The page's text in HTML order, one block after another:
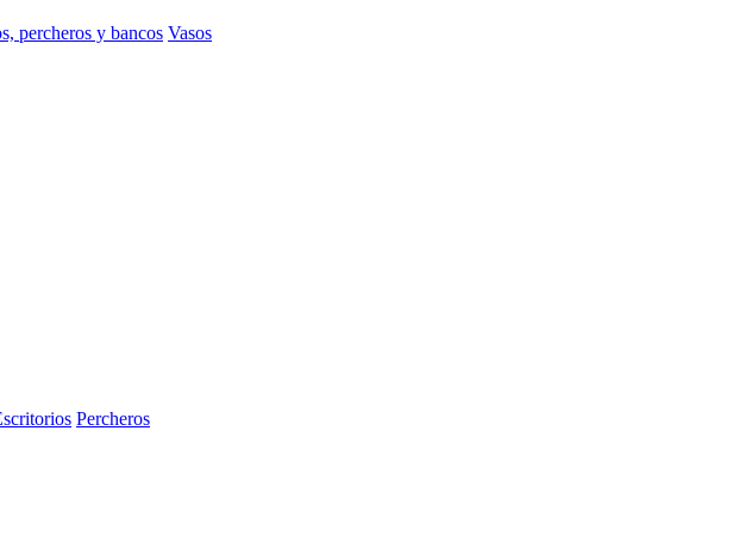
percheros y bancos Vasos
Percheros